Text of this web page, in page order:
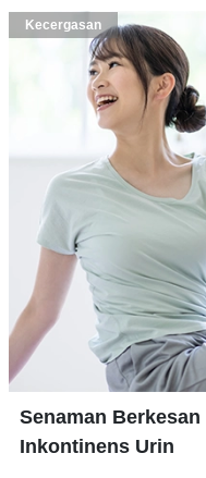
Kecergasan
Senaman
Inkontinens Urin